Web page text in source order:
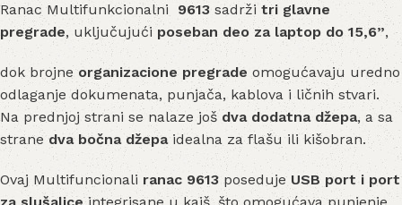
Ranac Multifunkcionalni 9613 sadržitri glavne
pregrade, uključujući poseban deo za laptop do 15,6”,
dok brojneorganizacione pregrade omogućavaju uredno
odlaganje dokumenata, punjača, kablova i ličnih stvari.
Na prednjoj strani se nalaze jošdva dodatna džepa, a sa
strane dva bočna džepaidealna za flašu ili kišobran.
Ovaj Multifuncionali ranac 9613 poseduje USB port i port